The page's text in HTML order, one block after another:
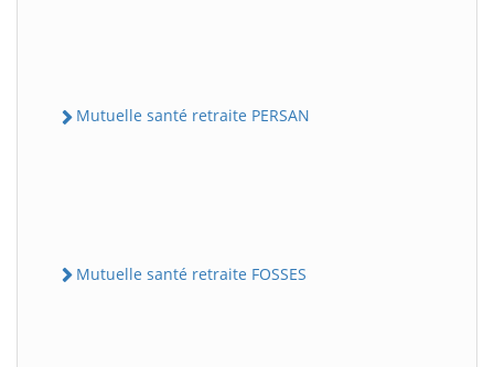
Mutuelle santé retraite PERSAN
Mutuelle santé retraite FOSSES